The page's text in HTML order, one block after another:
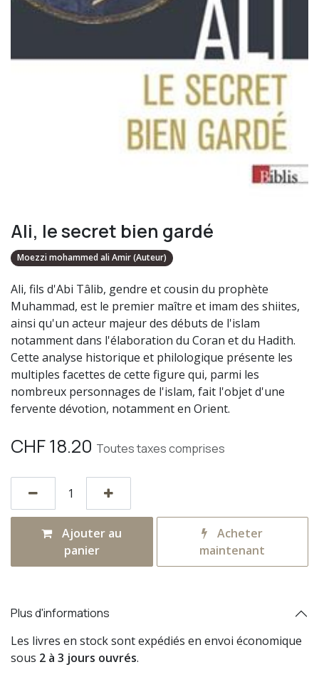
Ali, le secret bien gardé
Moezzi mohammed ali Amir (Auteur)
Ali, fils d'Abi Tâlib, gendre et cousin du prophète
Muhammad, est le premier maître et imam des shiites,
ainsi qu'un acteur majeur des débuts de l'islam
notamment dans l'élaboration du Coran et du Hadith.
Cette analyse historique et philologique présente les
multiples facettes de cette figure qui, parmi les
nombreux personnages de l'islam, fait l'objet d'une
fervente dévotion, notamment en Orient.
CHF18.20 Toutes taxes comprises
Ajouter au
panier
Acheter
maintenant
Plus d'informations
Les livres en stock sont expédiés en envoi économique
sous 2 à 3 jours ouvrés.